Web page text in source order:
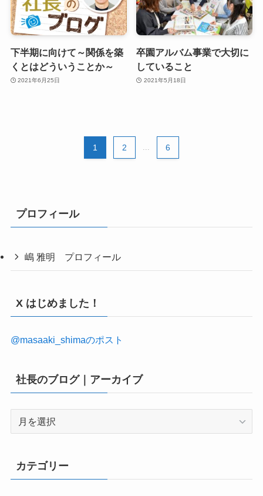
下半期に向けて～関係を築
くとはどういうことか～
2021年6月25日
卒園アルバム事業で大切に
していること
2021年5月18日
1 2 ... 6
プロフィール
嶋 雅明 プロフィール
X はじめました！
@masaaki_shimaのポスト
社長のブログ｜アーカイブ
ロ
カテゴリー